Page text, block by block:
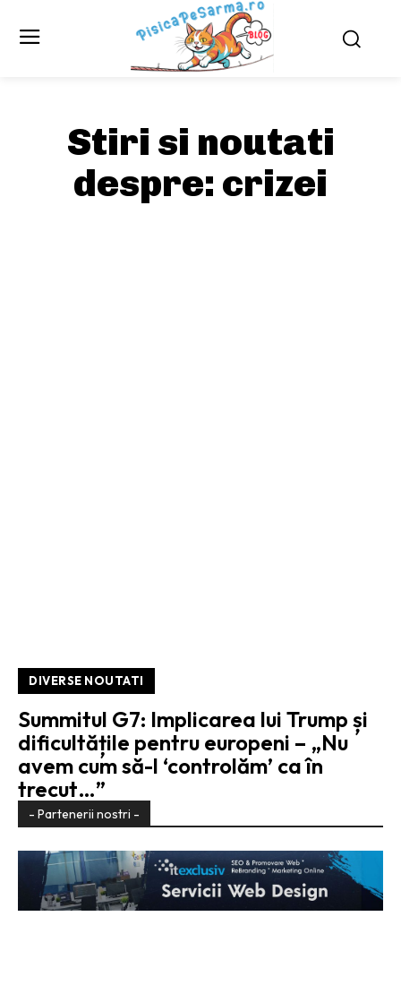
Stiri si noutati
despre: crizei
DIVERSE NOUTATI
Summitul G7: Implicarea lui Trump și
dificultățile pentru europeni – „Nu
avem cum să-l ‘controlăm’ ca în
trecut…”
- Partenerii nostri -